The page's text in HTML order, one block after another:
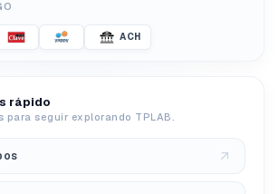
ACH
rápido
para seguir explorando TPLAB.